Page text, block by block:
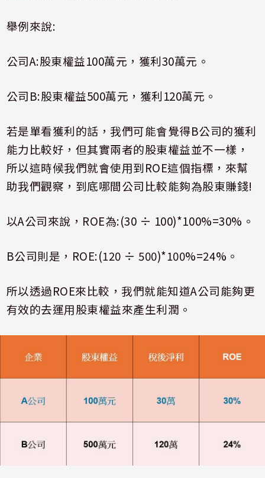
舉例來說:
公司A:股東權益100萬元，獲利30萬元。
公司B:股東權益500萬元，獲利120萬元。
若是單看獲利的話，我們可能會覺得B公司的獲利
能力比較好，但其實兩者的股東權益並不一樣，
所以這時候我們就會使用到ROE這個指標，來幫
助我們觀察，到底哪間公司比較能夠為股東賺錢!
以A公司來說， ROE為:(30 ÷ 100)*100%=30% 。
B公司則是， ROE:(120 ÷ 500)*100%=24% 。
所以透過ROE來比較，我們就能知道A公司能夠更
有效的去運用股東權益來產生利潤。